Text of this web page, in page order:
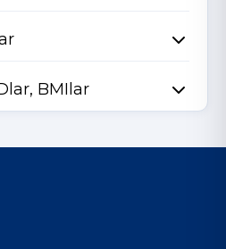
BMIlar